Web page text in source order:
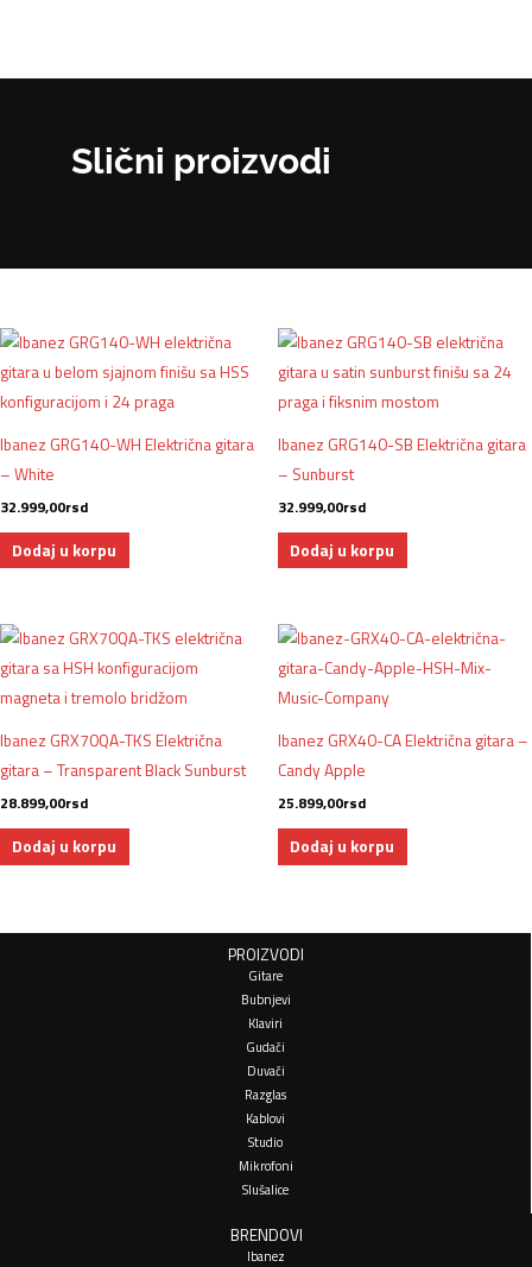
Slični proizvodi
Ibanez GRG140-WH Električna gitara
– White
32.999,00rsd
Dodaj u korpu
Ibanez GRG140-SB Električna gitara
– Sunburst
32.999,00rsd
Dodaj u korpu
Ibanez GRX70QA-TKS Električna
gitara – Transparent Black Sunburst
28.899,00rsd
Dodaj u korpu
Ibanez GRX40-CA Električna gitara –
Candy Apple
25.899,00rsd
Dodaj u korpu
PROIZVODI
Gitare
Bubnjevi
Klaviri
Gudači
Duvači
Razglas
Kablovi
Studio
Mikrofoni
Slušalice
BRENDOVI
Ibanez